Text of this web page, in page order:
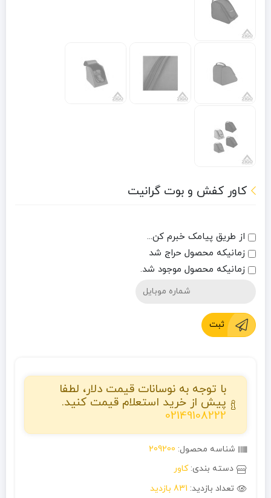
کاور کفش و بوت گرانیت
از طریق پیامک خبرم کن...
زمانیکه محصول حراج شد
زمانیکه محصول موجود شد.
ثبت
با توجه به نوسانات قیمت دلار، لطفا
پیش از خرید استعلام قیمت کنید.
02149108222
شناسه محصول: 209200
دسته بندی:کاور
تعداد بازدید: 831 بازدید